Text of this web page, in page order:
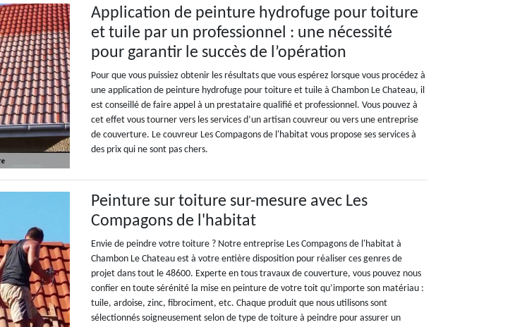
Application de peinture hydrofuge pour toiture
et tuile par un professionnel : une nécessité
pour garantir le succès de l’opération
Pour que vous puissiez obtenir les résultats que vous espérez lorsque vous procédez à
une application de peinture hydrofuge pour toiture et tuile à Chambon Le Chateau, il
est conseillé de faire appel à un prestataire qualifié et professionnel. Vous pouvez à
cet effet vous tourner vers les services d’un artisan couvreur ou vers une entreprise
de couverture. Le couvreur Les Compagons de l'habitat vous propose ses services à
des prix qui ne sont pas chers.
Peinture sur toiture sur-mesure avec Les
Compagons de l'habitat
Envie de peindre votre toiture ? Notre entreprise Les Compagons de l'habitat à
Chambon Le Chateau est à votre entière disposition pour réaliser ces genres de
projet dans tout le 48600. Experte en tous travaux de couverture, vous pouvez nous
confier en toute sérénité la mise en peinture de votre toit qu’importe son matériau :
tuile, ardoise, zinc, fibrociment, etc. Chaque produit que nous utilisons sont
sélectionnés soigneusement selon de type de toiture à peindre pour assurer un